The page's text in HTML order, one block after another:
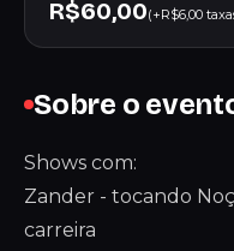
Sobre o
Shows com:
Zander - tocando
carreira
R$60,00(+R$6,00